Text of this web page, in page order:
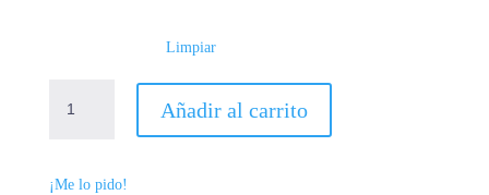
Limpiar
CAMBIADOR
FLEXIBLE
ACOLCHADO
Añadir al carrito
¡Me lo pido!